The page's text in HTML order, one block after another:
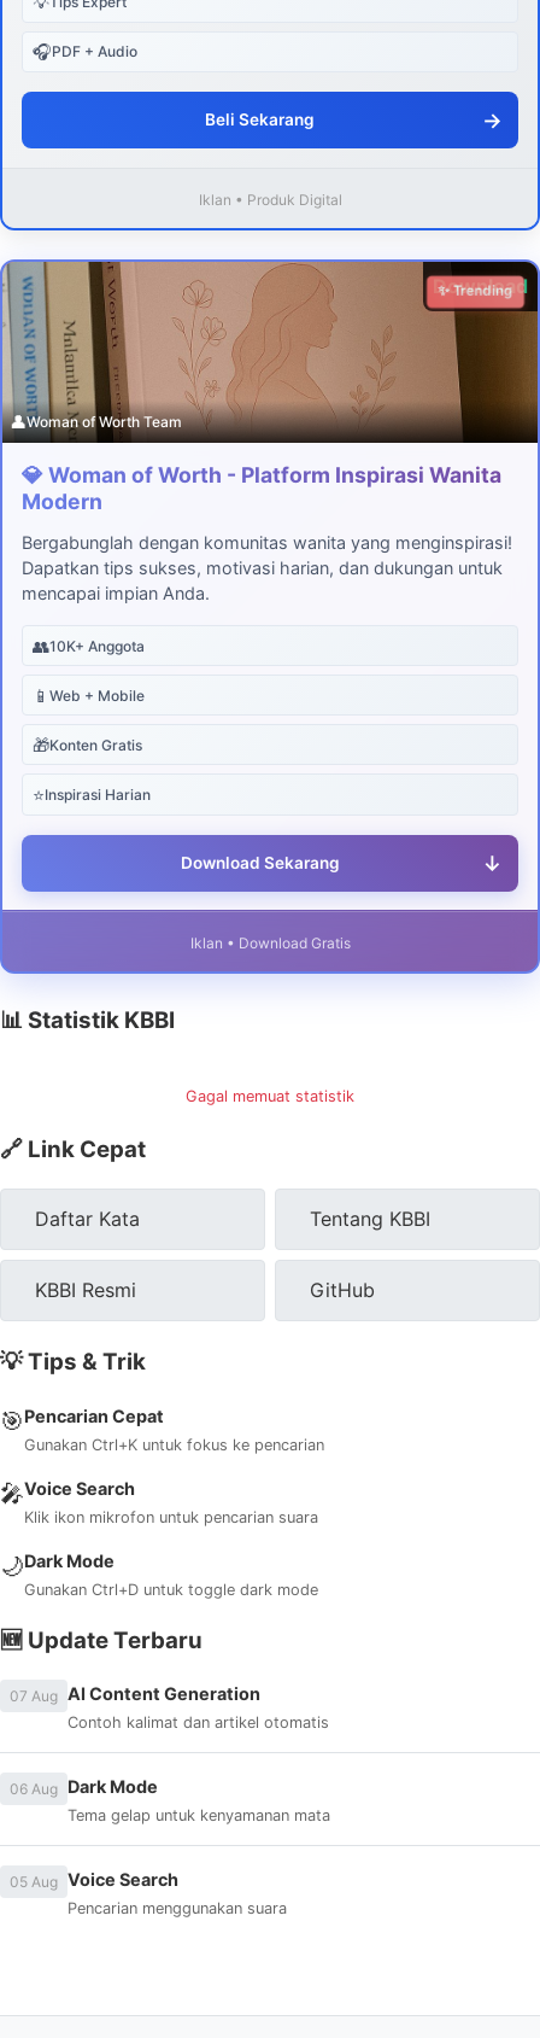
🎧PDF + Audio
Beli Sekarang →
Iklan • Produk Digital
Download
✨ Trending
👤Woman of Worth Team
💎 Woman of Worth - Platform Inspirasi Wanita
Modern
Bergabunglah dengan komunitas wanita yang menginspirasi!
Dapatkan tips sukses, motivasi harian, dan dukungan untuk
mencapai impian Anda.
👥10K+ Anggota
📱 Web + Mobile
🎁Konten Gratis
⭐Inspirasi Harian
Download Sekarang ↓
Iklan • Download Gratis
📊 Statistik KBBI
Gagal memuat statistik
🔗 Link Cepat
Daftar Kata Tentang KBBI
KBBI Resmi GitHub
💡 Tips & Trik
🎯Pencarian Cepat
Gunakan Ctrl+K untuk fokus ke pencarian
🎤Voice Search
Klik ikon mikrofon untuk pencarian suara
🌙Dark Mode
Gunakan Ctrl+D untuk toggle dark mode
🆕 Update Terbaru
07 Aug AI Content Generation
Contoh kalimat dan artikel otomatis
06 Aug Dark Mode
Tema gelap untuk kenyamanan mata
05 Aug Voice Search
Pencarian menggunakan suara